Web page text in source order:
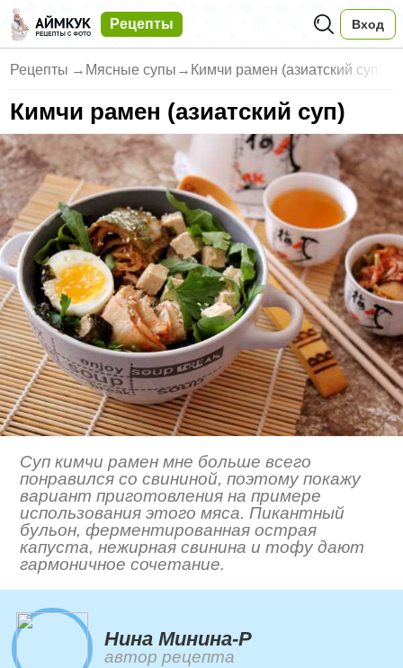
Рецепты Вход
Рецепты → Мясные супы → Кимчи рамен (азиатский суп)
Кимчи рамен (азиатский суп)
Суп кимчи рамен мне больше всего
понравился со свининой, поэтому покажу
вариант приготовления на примере
использования этого мяса. Пикантный
бульон, ферментированная острая
капуста, нежирная свинина и тофу дают
гармоничное сочетание.
Нина Минина-Р
автор рецепта